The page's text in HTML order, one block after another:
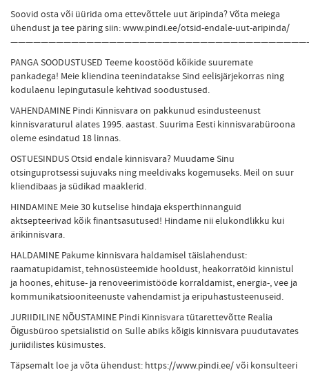
Soovid osta või üürida oma ettevõttele uut äripinda? Võta meiega
ühendust ja tee päring siin: www.pindi.ee/otsid-endale-uut-aripinda/
PANGA SOODUSTUSED Teeme koostööd kõikide suuremate
pankadega! Meie kliendina teenindatakse Sind eelisjärjekorras ning
kodulaenu lepingutasule kehtivad soodustused.
VAHENDAMINE Pindi Kinnisvara on pakkunud esindusteenust
kinnisvaraturul alates 1995. aastast. Suurima Eesti kinnisvarabüroona
oleme esindatud 18 linnas.
OSTUESINDUS Otsid endale kinnisvara? Muudame Sinu
otsinguprotsessi sujuvaks ning meeldivaks kogemuseks. Meil on suur
kliendibaas ja südikad maaklerid.
HINDAMINE Meie 30 kutselise hindaja eksperthinnanguid
aktsepteerivad kõik finantsasutused! Hindame nii elukondlikku kui
ärikinnisvara.
HALDAMINE Pakume kinnisvara haldamisel täislahendust:
raamatupidamist, tehnosüsteemide hooldust, heakorratöid kinnistul
ja hoones, ehituse- ja renoveerimistööde korraldamist, energia-, vee ja
kommunikatsiooniteenuste vahendamist ja eripuhastusteenuseid.
JURIIDILINE NÕUSTAMINE Pindi Kinnisvara tütarettevõtte Realia
Õigusbüroo spetsialistid on Sulle abiks kõigis kinnisvara puudutavates
juriidilistes küsimustes.
Täpsemalt loe ja võta ühendust: https://www.pindi.ee/ või konsulteeri